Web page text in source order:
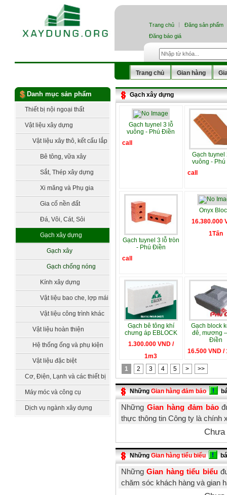
Trang chủ
Đăng sản phẩm
Đăng báo giá
Trang chủ Gian hàng
Danh mục sản phẩm
Thiết bị nội ngoại thất
Vật liệu xây dựng
Vật liệu xây thô, kết cấu lắp
Bê tông, vữa xây
Sắt, Thép xây dựng
Xi măng và Phụ gia
Gia cố nền đất
Đá, Vôi, Cát, Sỏi
Gạch xây dựng
Gạch xây
Gạch chống nóng
Kính xây dựng
Vật liệu bao che, lợp mái
Vật liệu công trình khác
Vật liệu hoàn thiện
Hệ thống ống và phụ kiện
Vật liệu đặc biệt
Cơ, Điện, Lạnh và các thiết bị
công nghệ
Máy móc và công cụ
Dịch vụ ngành xây dựng
Gạch xây dựng
Gạch tuynel 3 lỗ
vuông - Phú Điền
call
Gạch tuynel
vuông -
call
Gạch tuynel 3 lỗ tròn
- Phú Điền
call
Onyx
16.380.000
1Tấn
Gạch bê tông khí
chưng áp EBLOCK
1.300.000 VND /
1m3
Gạch block
đê, mương
Điền
16.500 VND /
1 2 3 4 5 > >>
NhữngGian hàng đảm bảo
Những Gian hàng đảm bảo
thực thông tin Công ty là chính
Chưa
NhữngGian hàng tiểu biểu
NhữngGian hàng tiểu biểu
chăm sóc khách hàng và gian